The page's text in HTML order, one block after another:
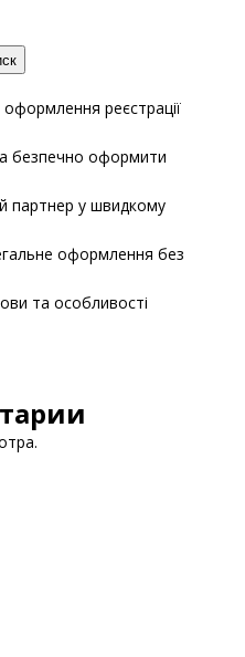
реєстрації
безпечно оформити
партнер у швидкому
оформлення без
та особливості